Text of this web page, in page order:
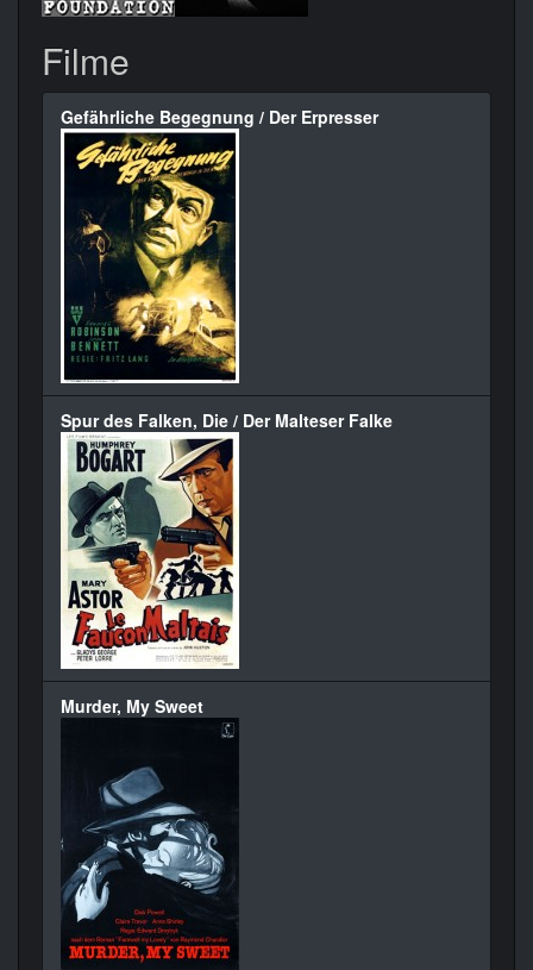
Filme
Gefährliche Begegnung / Der Erpresser
Spur des Falken, Die / Der Malteser Falke
Murder, My Sweet